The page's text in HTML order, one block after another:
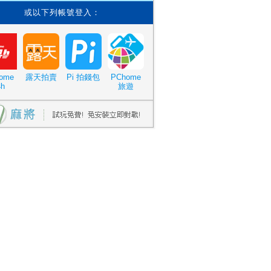
或以下列帳號登入：
露天拍賣 Pi 拍錢包
PChome
旅遊